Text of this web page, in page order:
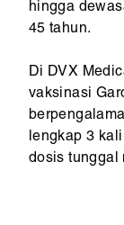
hingga
45 tahun.
Di DVX
vaksinasi
lengkap 3
dosis tunggal